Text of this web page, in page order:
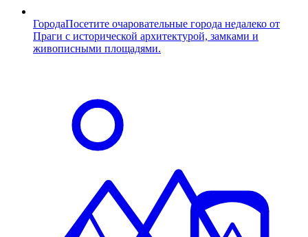
ГородаПосетите очаровательные города недалеко от
Праги с исторической архитектурой, замками и
живописными площадями.